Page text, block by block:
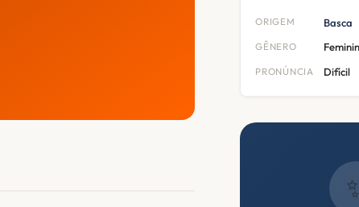
ORIGEM Basca
GÊNERO
PRONÚNCIA Difícil